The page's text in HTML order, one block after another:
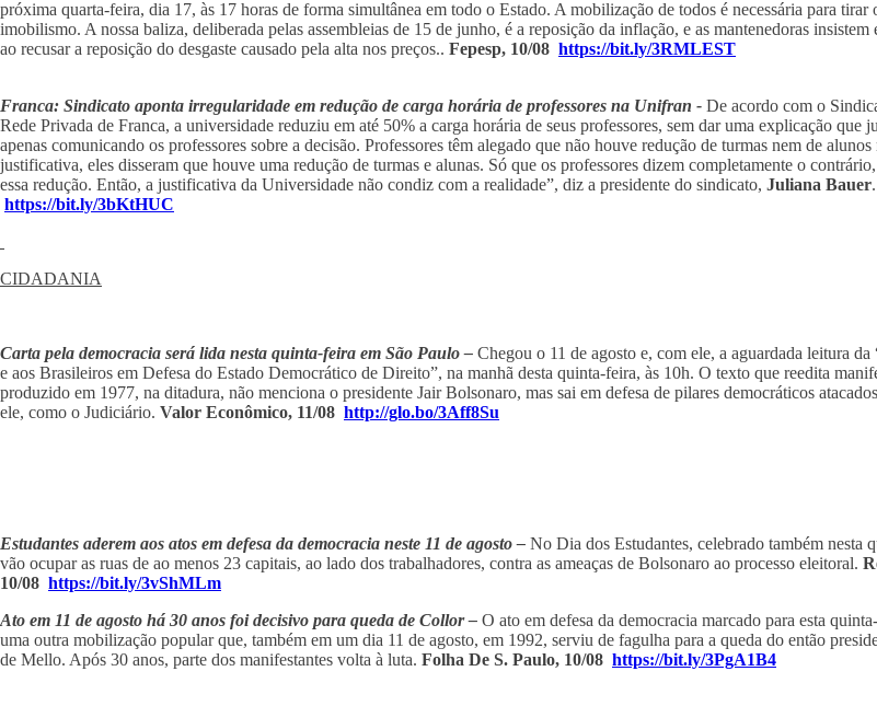
próxima quarta-feira, dia 17, às 17 horas de forma simultânea em todo o Estado. A mobilização de todos é necessária para tirar
imobilismo. A nossa baliza, deliberada pelas assembleias de 15 de junho, é a reposição da inflação, e as mantenedoras insistem
ao recusar a reposição do desgaste causado pela alta nos preços.. Fepesp, 10/08 https://bit.ly/3RMLEST
Franca: Sindicato aponta irregularidade em redução de carga horária de professores na Unifran - De acordo com o
Rede Privada de Franca, a universidade reduziu em até 50% a carga horária de seus professores, sem dar uma explicação que
apenas comunicando os professores sobre a decisão. Professores têm alegado que não houve redução de turmas nem de alunos
justificativa, eles disseram que houve uma redução de turmas e alunas. Só que os professores dizem completamente o
essa redução. Então, a justificativa da Universidade não condiz com a realidade”, diz a presidente do sindicato, Juliana Bauer.
https://bit.ly/3bKtHUC
CIDADANIA
Carta pela democracia será lida nesta quinta-feira em São Paulo – Chegou o 11 de agosto e, com ele, a aguardada leitura da
e aos Brasileiros em Defesa do Estado Democrático de Direito”, na manhã desta quinta-feira, às 10h. O texto que reedita
produzido em 1977, na ditadura, não menciona o presidente Jair Bolsonaro, mas sai em defesa de pilares democráticos
ele, como o Judiciário. Valor Econômico, 11/08 http://glo.bo/3Aff8Su
Estudantes aderem aos atos em defesa da democracia neste 11 de agosto – No Dia dos Estudantes, celebrado também nesta
vão ocupar as ruas de ao menos 23 capitais, ao lado dos trabalhadores, contra as ameaças de Bolsonaro ao processo eleitoral.
10/08 https://bit.ly/3vShMLm
Ato em 11 de agosto há 30 anos foi decisivo para queda de Collor – O ato em defesa da democracia marcado para esta
uma outra mobilização popular que, também em um dia 11 de agosto, em 1992, serviu de fagulha para a queda do então
de Mello. Após 30 anos, parte dos manifestantes volta à luta. Folha De S. Paulo, 10/08 https://bit.ly/3PgA1B4